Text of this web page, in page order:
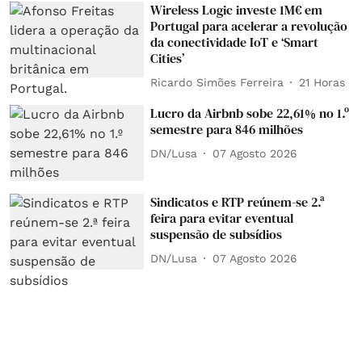
Wireless Logic investe 1M€ em
Portugal para acelerar a revolução
da conectividade IoT e ‘Smart
Cities’
Ricardo Simões Ferreira 21 Horas
Lucro da Airbnb sobe 22,61% no 1.º
semestre para 846 milhões
DN/Lusa 07 Agosto 2026
Sindicatos e RTP reúnem-se 2.ª
feira para evitar eventual
suspensão de subsídios
DN/Lusa 07 Agosto 2026